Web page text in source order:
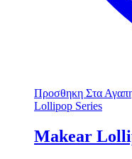
Προσθηκη Στα
Lollipop Series
Makear